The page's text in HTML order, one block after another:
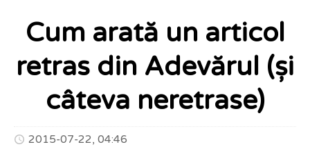
Cum arată un articol
retras din Adevărul (și
câteva neretrase)
2015-07-22, 04:46